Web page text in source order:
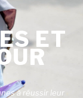
ET
à réussir leur